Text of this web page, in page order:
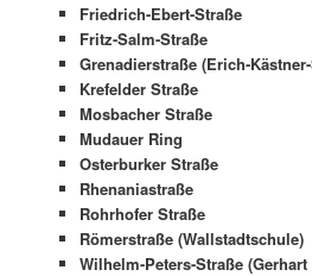
Friedrich-Ebert-Straße
Fritz-Salm-Straße
Grenadierstraße (Erich-
Krefelder Straße
Mosbacher Straße
Mudauer Ring
Osterburker Straße
Rhenaniastraße
Rohrhofer Straße
Römerstraße (Wallstadtschule)
Wilhelm-Peters-Straße